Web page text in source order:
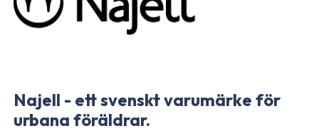
Najell - ett svenskt varumärke för
urbana föräldrar.